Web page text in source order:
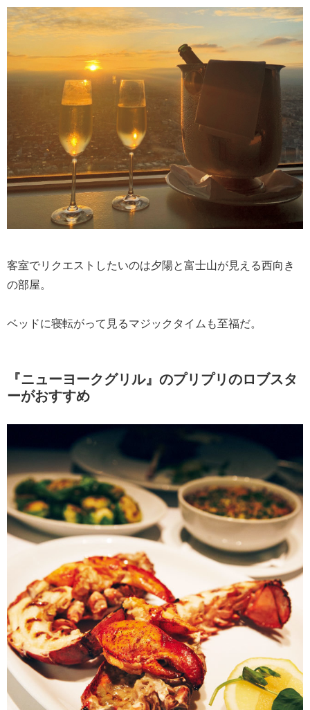
客室でリクエストしたいのは夕陽と富士山が見える西向き
の部屋。
ベッドに寝転がって見るマジックタイムも至福だ。
『ニューヨークグリル』のプリプリのロブスタ
ーがおすすめ